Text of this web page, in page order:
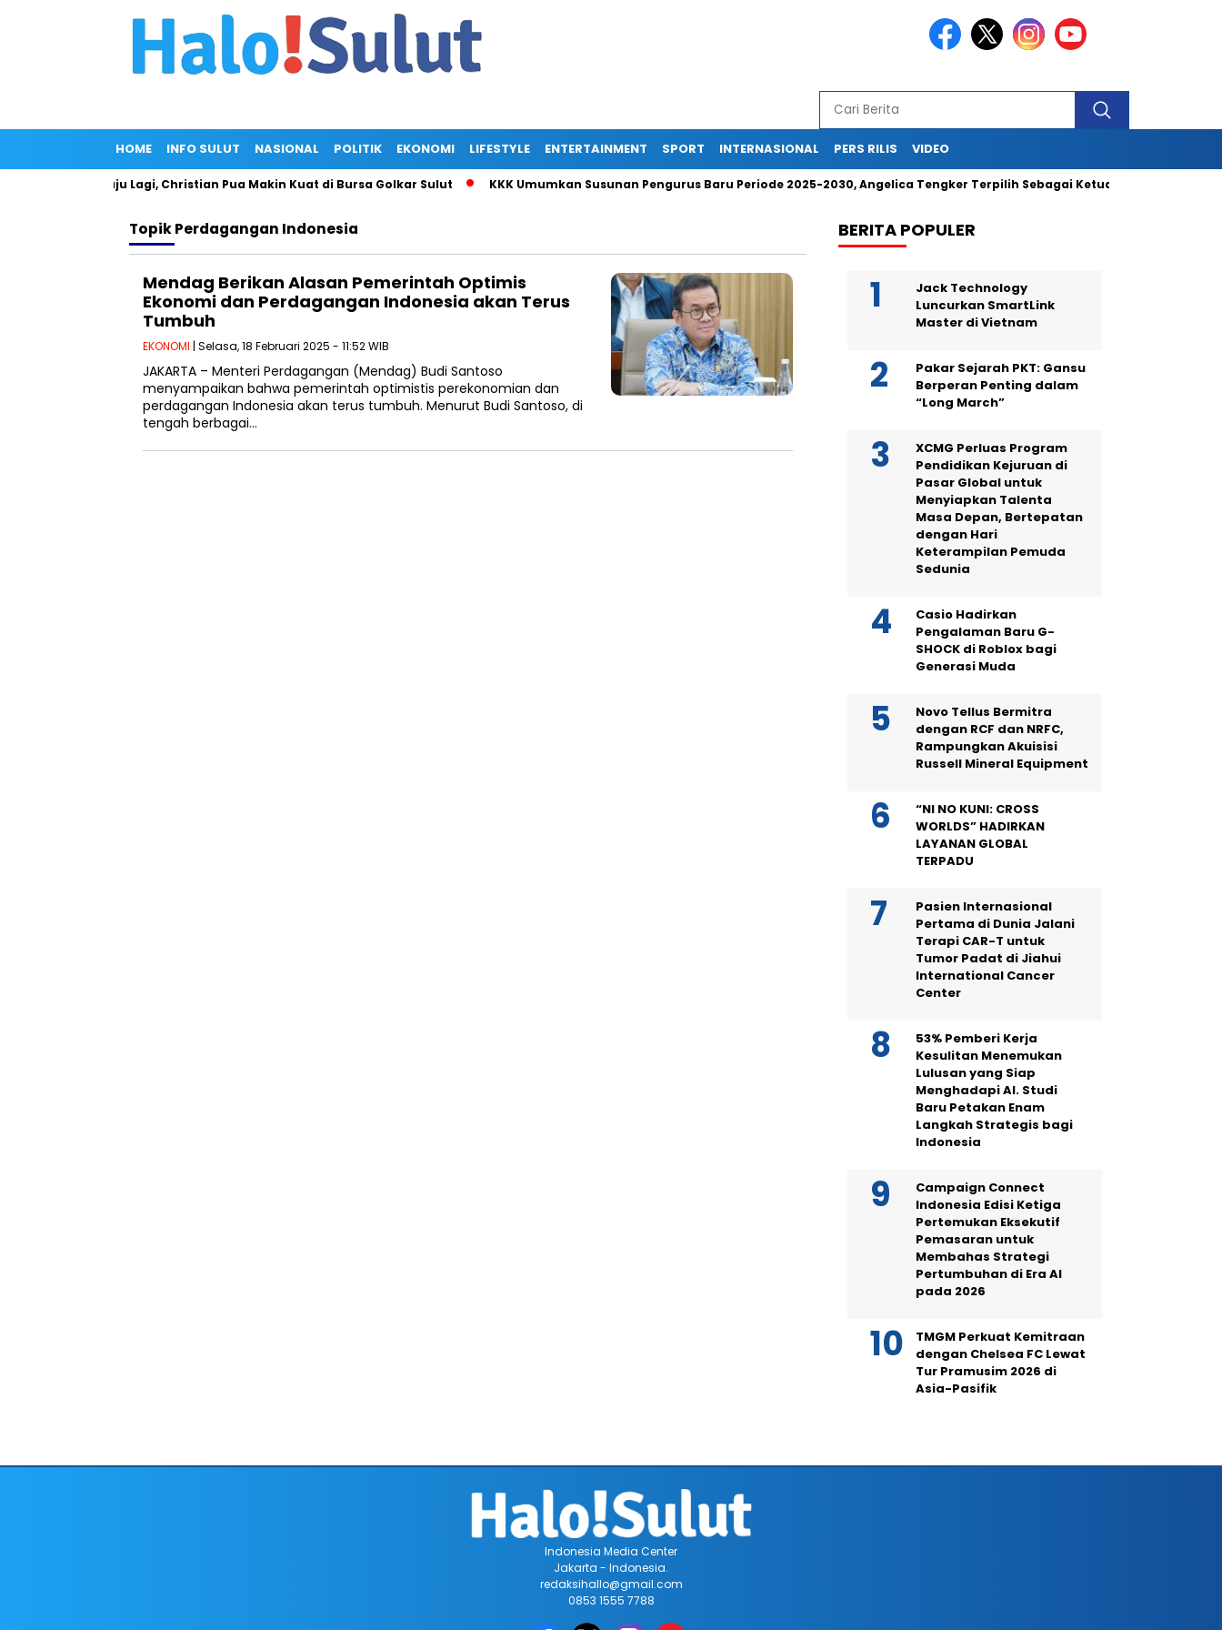
HOME INFO SULUT NASIONAL POLITIK EKONOMI LIFESTYLE ENTERTAINMENT SPORT INTERNASIONAL PERS RILIS VIDEO
Gagal Maju Lagi, Christian Pua Makin Kuat di Bursa Golkar Sulut KKK Umumkan Susunan Pengurus Baru Periode 2025-2030, Angelica Tengker Terpilih Sebagai Ketua Umum
TopikPerdagangan Indonesia
Mendag Berikan Alasan Pemerintah Optimis
Ekonomi dan Perdagangan Indonesia akan Terus
Tumbuh
EKONOMI | Selasa, 18 Februari 2025 - 11:52 WIB
JAKARTA – Menteri Perdagangan (Mendag) Budi Santoso
menyampaikan bahwa pemerintah optimistis perekonomian dan
perdagangan Indonesia akan terus tumbuh. Menurut Budi Santoso, di
tengah berbagai…
BERITA POPULER
Jack Technology
Luncurkan SmartLink
Master di Vietnam
Pakar Sejarah PKT: Gansu
Berperan Penting dalam
“Long March”
XCMG Perluas Program
Pendidikan Kejuruan di
Pasar Global untuk
Menyiapkan Talenta
Masa Depan, Bertepatan
dengan Hari
Keterampilan Pemuda
Sedunia
Casio Hadirkan
Pengalaman Baru G-
SHOCK di Roblox bagi
Generasi Muda
Novo Tellus Bermitra
dengan RCF dan NRFC,
Rampungkan Akuisisi
Russell Mineral Equipment
“NI NO KUNI: CROSS
WORLDS” HADIRKAN
LAYANAN GLOBAL
TERPADU
Pasien Internasional
Pertama di Dunia Jalani
Terapi CAR-T untuk
Tumor Padat di Jiahui
International Cancer
Center
53% Pemberi Kerja
Kesulitan Menemukan
Lulusan yang Siap
Menghadapi AI. Studi
Baru Petakan Enam
Langkah Strategis bagi
Indonesia
Campaign Connect
Indonesia Edisi Ketiga
Pertemukan Eksekutif
Pemasaran untuk
Membahas Strategi
Pertumbuhan di Era AI
pada 2026
TMGM Perkuat Kemitraan
dengan Chelsea FC Lewat
Tur Pramusim 2026 di
Asia-Pasifik
Indonesia Media Center
Jakarta - Indonesia.
redaksihallo@gmail.com
0853 1555 7788